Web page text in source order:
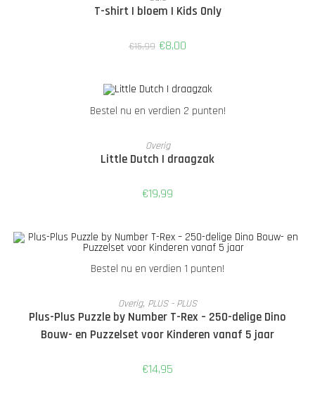
T-shirt | bloem | Kids Only
€15,99 €8,00
Bestel nu en verdien 2 punten!
TOEVOEGEN AAN WINKELWAGEN
Overig
Little Dutch | draagzak
€19,99
Bestel nu en verdien 1 punten!
TOEVOEGEN AAN WINKELWAGEN
Overig, PLUS - PLUS
Plus-Plus Puzzle by Number T-Rex – 250-delige Dino
Bouw- en Puzzelset voor Kinderen vanaf 5 jaar
€14,95